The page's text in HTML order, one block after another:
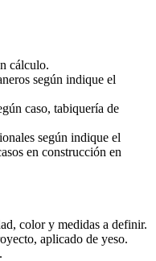
cálculo.
según indique el
caso, tabiquería de
según indique el
en construcción en
color y medidas a definir.
aplicado de yeso.